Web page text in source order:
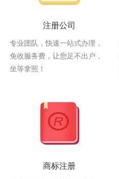
注册公司
专业团队，快速一站式办理，
免收服务费，让您足不出户，
坐等拿照！
商标注册